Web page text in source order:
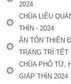
2024
CHÙA LIỄU
THÌN - 2024
ẤN TÔN THIỀN
TRANG TRÍ TẾT
CHÙA PHỔ TỪ,
GIÁP THÌN 2024